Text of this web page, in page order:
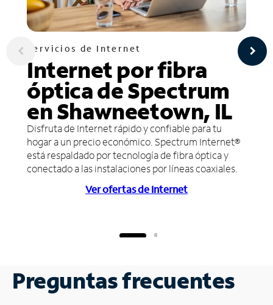
Servicios de Internet
Internet por fibra
óptica de Spectrum
en Shawneetown, IL
Disfruta de Internet rápido y confiable para tu
hogar a un precio económico. Spectrum Internet®
está respaldado por tecnología de fibra óptica y
conectado a las instalaciones por líneas coaxiales.
Ver ofertas de Internet
Preguntas frecuentes